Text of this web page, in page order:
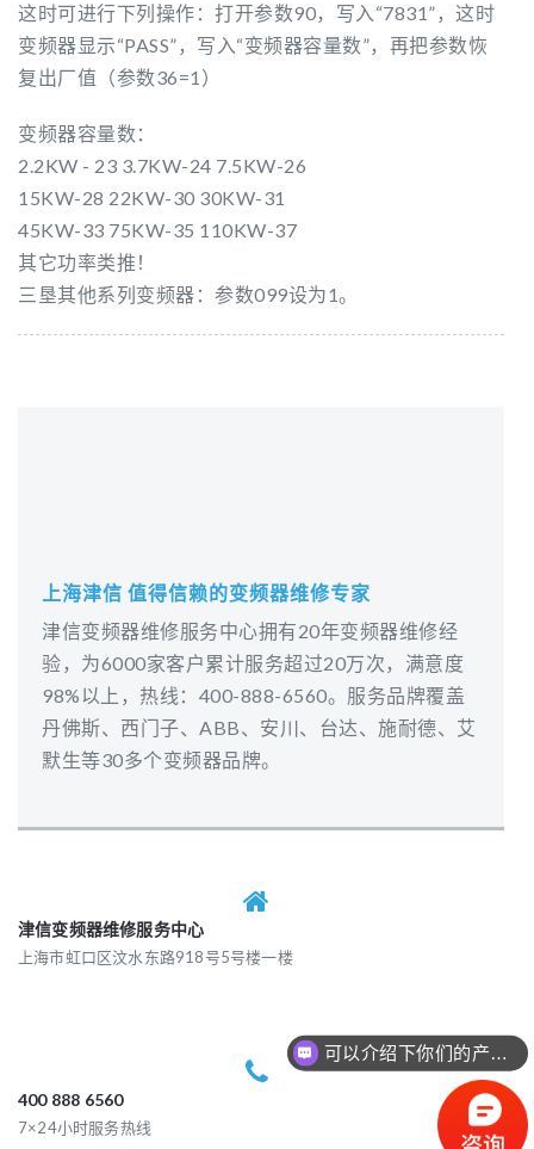
这时可进行下列操作：打开参数90，写入“7831”，这时
变频器显示“PASS”，写入“变频器容量数”，再把参数恢
复出厂值（参数36=1）
变频器容量数：
2.2KW - 23 3.7KW-24 7.5KW-26
15KW-28 22KW-30 30KW-31
45KW-33 75KW-35 110KW-37
其它功率类推！
三垦其他系列变频器：参数099设为1。
上海津信 值得信赖的变频器维修专家
津信变频器维修服务中心拥有20年变频器维修经
验，为6000家客户累计服务超过20万次，满意度
98%以上，热线：400-888-6560。服务品牌覆盖
丹佛斯、西门子、ABB、安川、台达、施耐德、艾
默生等30多个变频器品牌。
津信变频器维修服务中心
上海市虹口区汶水东路918号5号楼一楼
400 888 6560
7×24小时服务热线
可以介绍下你们的产品么？